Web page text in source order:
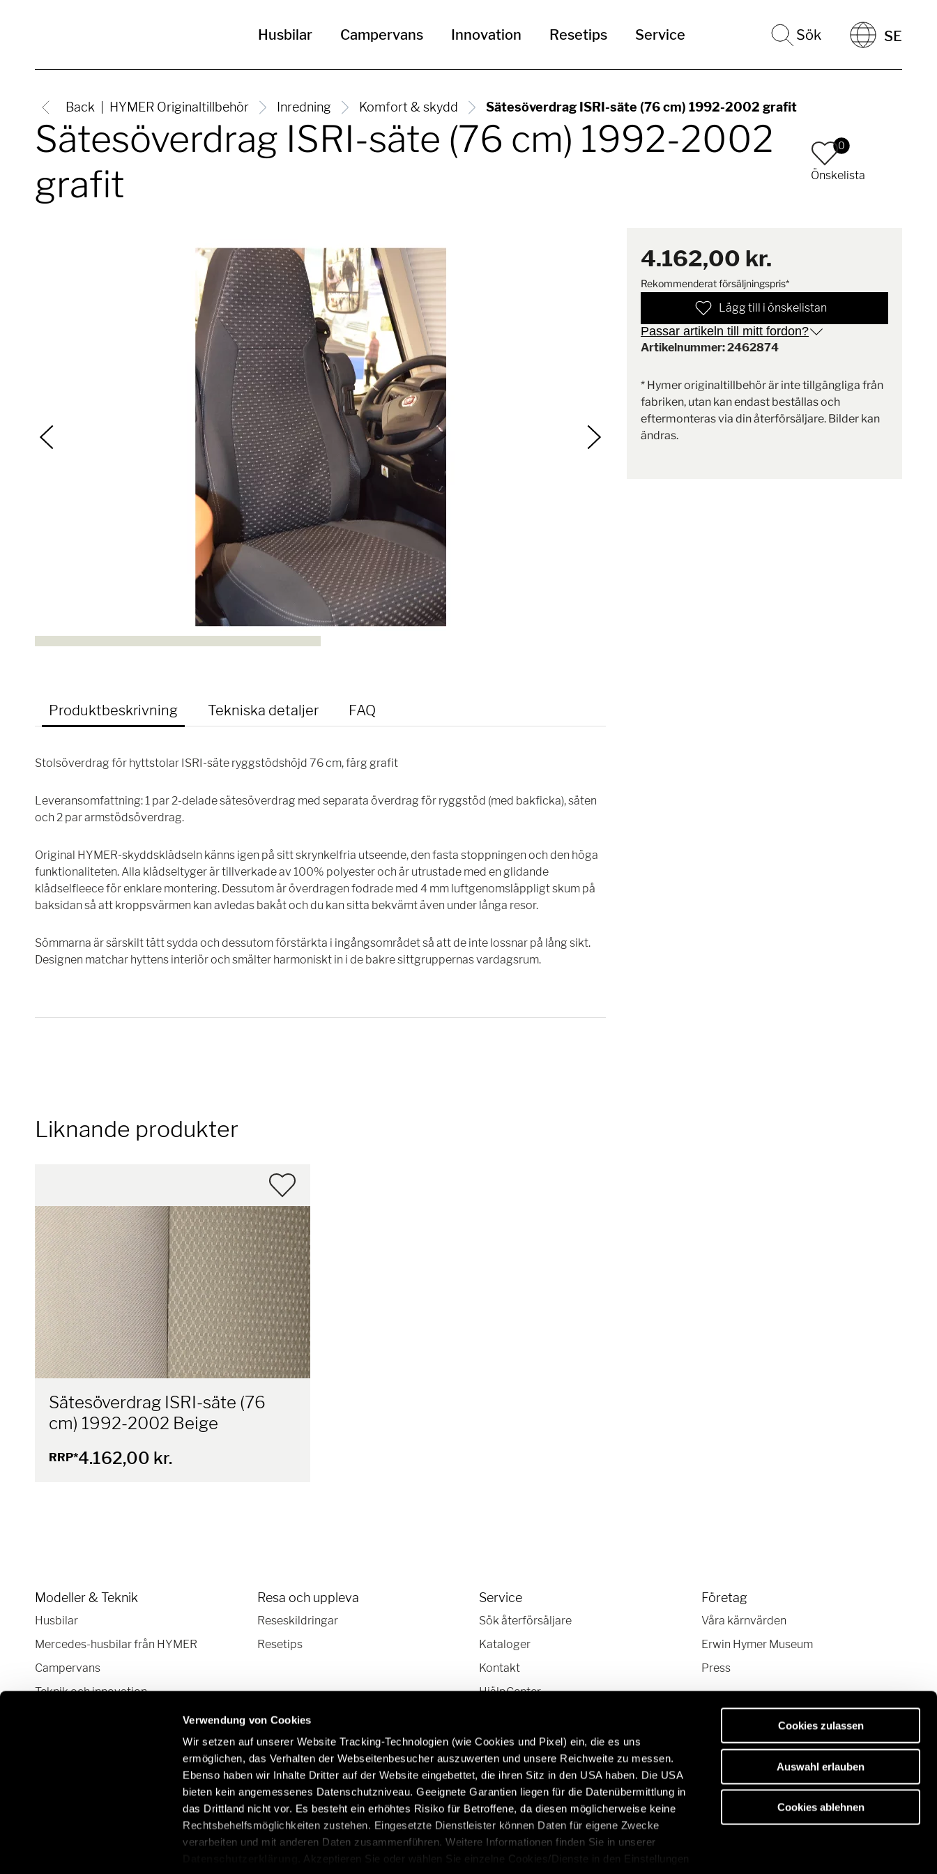
Verwendung von Cookies
Wir setzen auf unserer Website Tracking-Technologien (wie Cookies und Pixel) ein, die es uns
ermöglichen, das Verhalten der Webseitenbesucher auszuwerten und unsere Reichweite zu messen.
Ebenso haben wir Inhalte Dritter auf der Website eingebettet, die ihren Sitz in den USA haben. Die USA
bieten kein angemessenes Datenschutzniveau. Geeignete Garantien liegen für die Datenübermittlung in
das Drittland nicht vor. Es besteht ein erhöhtes Risiko für Betroffene, da diesen möglicherweise keine
Rechtsbehelfsmöglichkeiten zustehen. Eingesetzte Dienstleister können Daten für eigene Zwecke
verarbeiten und mit anderen Daten zusammenführen. Weitere Informationen finden Sie in unserer
. Akzeptieren Sie oder wählen Sie einzelne Cookies/Dienste in den Einstellungen
Cookies zulassen
Auswahl erlauben
Cookies ablehnen
Husbilar Campervans Innovation Resetips Service Sök SE
Back HYMER Originaltillbehör Inredning Komfort & skydd Sätesöverdrag ISRI-säte (76 cm) 1992-2002 grafit
Sätesöverdrag ISRI-säte (76 cm) 1992-2002
grafit
0
Önskelista
Produktbeskrivning Tekniska detaljer FAQ
Stolsöverdrag för hyttstolar ISRI-säte ryggstödshöjd 76 cm, färg grafit
Leveransomfattning: 1 par 2-delade sätesöverdrag med separata överdrag för ryggstöd (med bakficka), säten
och 2 par armstödsöverdrag.
Original HYMER-skyddsklädseln känns igen på sitt skrynkelfria utseende, den fasta stoppningen och den höga
funktionaliteten. Alla klädseltyger är tillverkade av 100% polyester och är utrustade med en glidande
klädselfleece för enklare montering. Dessutom är överdragen fodrade med 4 mm luftgenomsläppligt skum på
baksidan så att kroppsvärmen kan avledas bakåt och du kan sitta bekvämt även under långa resor.
Sömmarna är särskilt tätt sydda och dessutom förstärkta i ingångsområdet så att de inte lossnar på lång sikt.
Designen matchar hyttens interiör och smälter harmoniskt in i de bakre sittgruppernas vardagsrum.
4.162,00 kr.
Rekommenderat försäljningspris*
Lägg till i önskelistan
Passar artikeln till mitt fordon?
Artikelnummer: 2462874
* Hymer originaltillbehör är inte tillgängliga från
fabriken, utan kan endast beställas och
eftermonteras via din återförsäljare. Bilder kan
ändras.
Liknande produkter
Sätesöverdrag ISRI-säte (76
cm) 1992-2002 Beige
RRP*4.162,00 kr.
Modeller & Teknik
Husbilar
Mercedes-husbilar från HYMER
Campervans
Teknik och innovation
Husbil & van "plåtis" konfigurator
Resa och uppleva
Reseskildringar
Resetips
Service
Sök återförsäljare
Kataloger
Kontakt
HjälpCenter
Företag
Våra kärnvärden
Erwin Hymer Museum
Press
Läs mer om Hymer originaldelar &
tillbehör:
/se/sv/service/originaldelar-och-
tillbehor
Husvagnar i Premium Kvalitet:
https://www.eriba.com/se/sv